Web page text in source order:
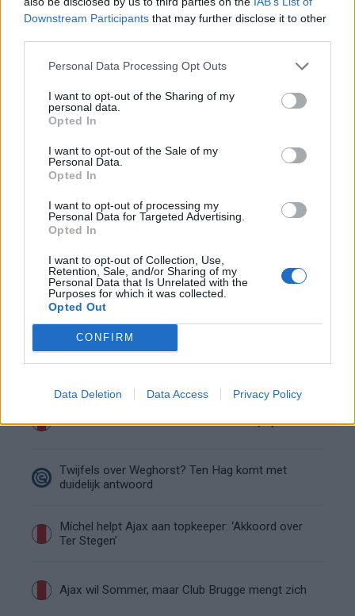
Downstream Participants that may further disclose it to other
Personal Data Processing Opt Outs
I want to opt-out of the Sharing of my
personal data.
Opted In
I want to opt-out of the Sale of my
Personal Data.
Opted In
I want to opt-out of processing my
Personal Data for Targeted Advertising.
Opted In
I want to opt-out of Collection, Use,
Retention, Sale, and/or Sharing of my
Personal Data that Is Unrelated with the
Purposes for which it was collected.
Opted Out
CONFIRM
Data Deletion Data Access Privacy Policy
De transferprioriteiten van Ajax worden steeds
Ajax begint voorbereiding met nederlaag: zo ziet
de route naar PEC eruit
met lege handen achter
verlaten
Ajax-aanvoerder’
Van Gaal-vertrek markeert einde van bestuurlijke
Ajax-fase
‘Definitief einde verhaal voor Beuker bij Ajax’
Twijfels over Weghorst? Ten Hag komt met
duidelijk antwoord
Míchel helpt Ajax aan topkeeper: ‘Akkoord over
Ter Stegen’
Ajax wil Sommer, maar Club Brugge mengt zich